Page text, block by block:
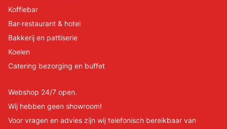
Koffiebar
Bar-restaurant & hotel
Bakkerij en pattiserie
Koelen
Catering bezorging en buffet
Webshop 24/7 open.
Wij hebben geen showroom!
Voor vragen en advies zijn wij telefonisch bereikbaar van